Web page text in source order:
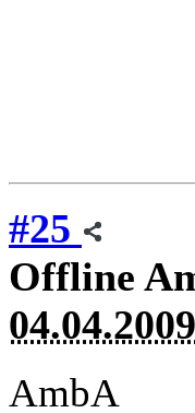
#25
Offline
AmbA